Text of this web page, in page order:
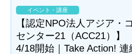
イベント・講座
【認定NPO法人アジア・
センター21（ACC21）】
4/18開始｜Take Action!